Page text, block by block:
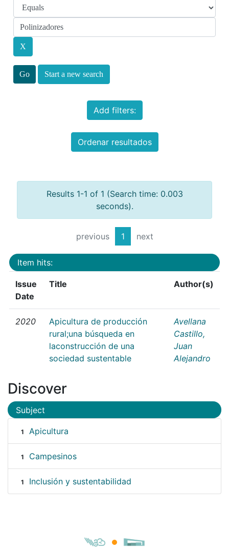
Start a new search
Add filters:
Ordenar resultados
Results 1-1 of 1 (Search time: 0.003
seconds).
previous 1 next
Item hits:
Issue
Date
Title Author(s)
2020
Apicultura de producción
rural;una búsqueda en
laconstrucción de una
sociedad sustentable
Avellana
Castillo,
Juan
Alejandro
Discover
Subject
1 Apicultura
1 Campesinos
1 Inclusión y sustentabilidad